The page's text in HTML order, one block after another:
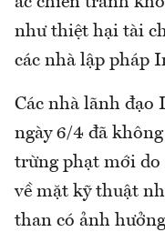
như thiệt hại tài
các nhà lập pháp
Các nhà lãnh đạo
ngày 6/4 đã
trừng phạt mới do
về mặt kỹ thuật
than có ảnh